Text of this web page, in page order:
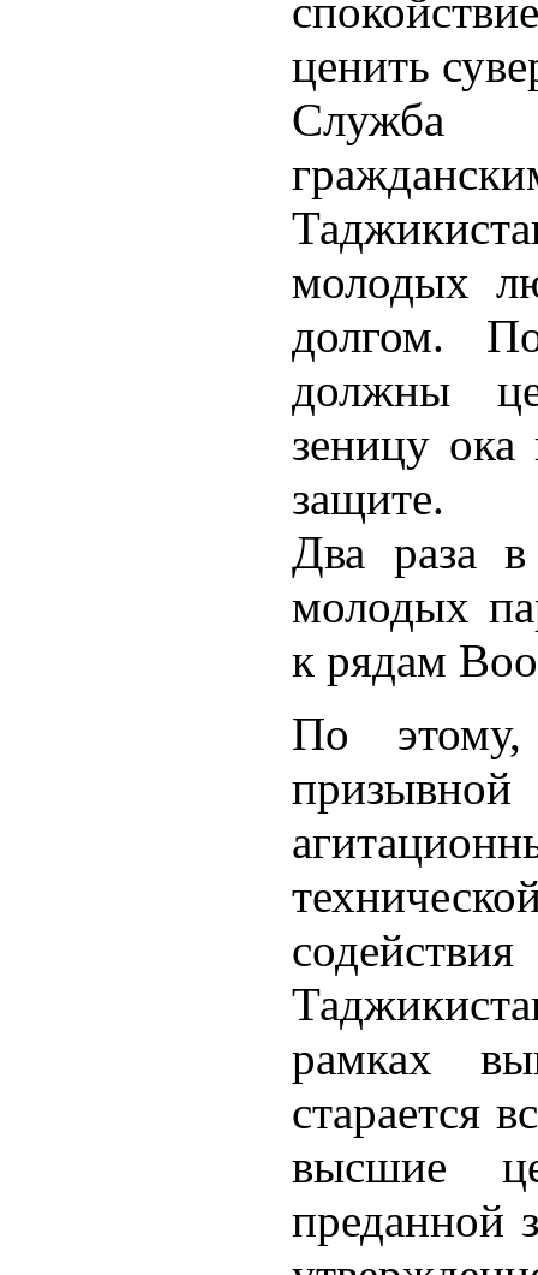
ценить
Служба
молодых
долгом.
должны
зеницу ока
защите.
Два раза в
молодых
к рядам
По
рамках
старается
высшие
преданной